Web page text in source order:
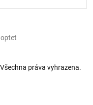
práva vyhrazena.